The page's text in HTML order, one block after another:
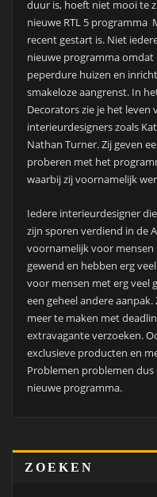
duur is, hoeft niet mooi te
nieuwe RTL 5 programma
recent gestart is. Niet
nieuwe programma
peperdure huizen en
smakeloze aangrenst. In
Decorators zie je het leven
interieurdesigners zoals
Nathan Turner. Zij geven
proberen met het
waarbij zij voornamelijk
Iedere interieurdesigner
zijn sporen verdiend in de
voornamelijk voor mensen
gewend en hebben erg
voor mensen met erg veel
een geheel andere
meer te maken met
extravagante verzoeken.
exclusieve producten en
Problemen problemen dus
nieuwe programma.
ZOEKEN